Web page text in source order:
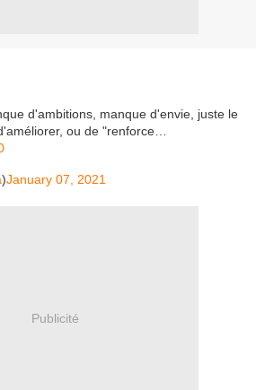
d'ambitions, manque d'envie, juste le
ou de "renforce…
)January 07, 2021
Publicité